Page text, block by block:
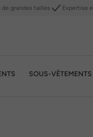
de grandes tailles Expertise
SOUS-VÊTEMENTS